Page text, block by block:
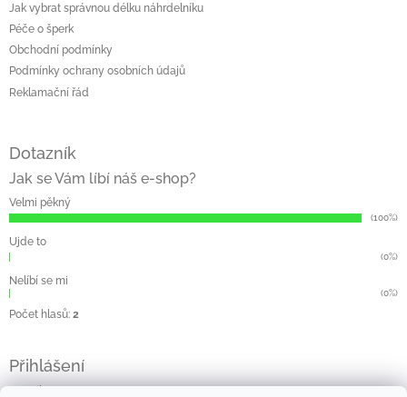
Jak vybrat správnou délku náhrdelníku
Péče o šperk
Obchodní podmínky
Podmínky ochrany osobních údajů
Reklamační řád
Dotazník
Jak se Vám líbí náš e-shop?
Velmi pěkný
(100%)
Ujde to
(0%)
Nelíbí se mi
(0%)
Počet hlasů: 2
Přihlášení